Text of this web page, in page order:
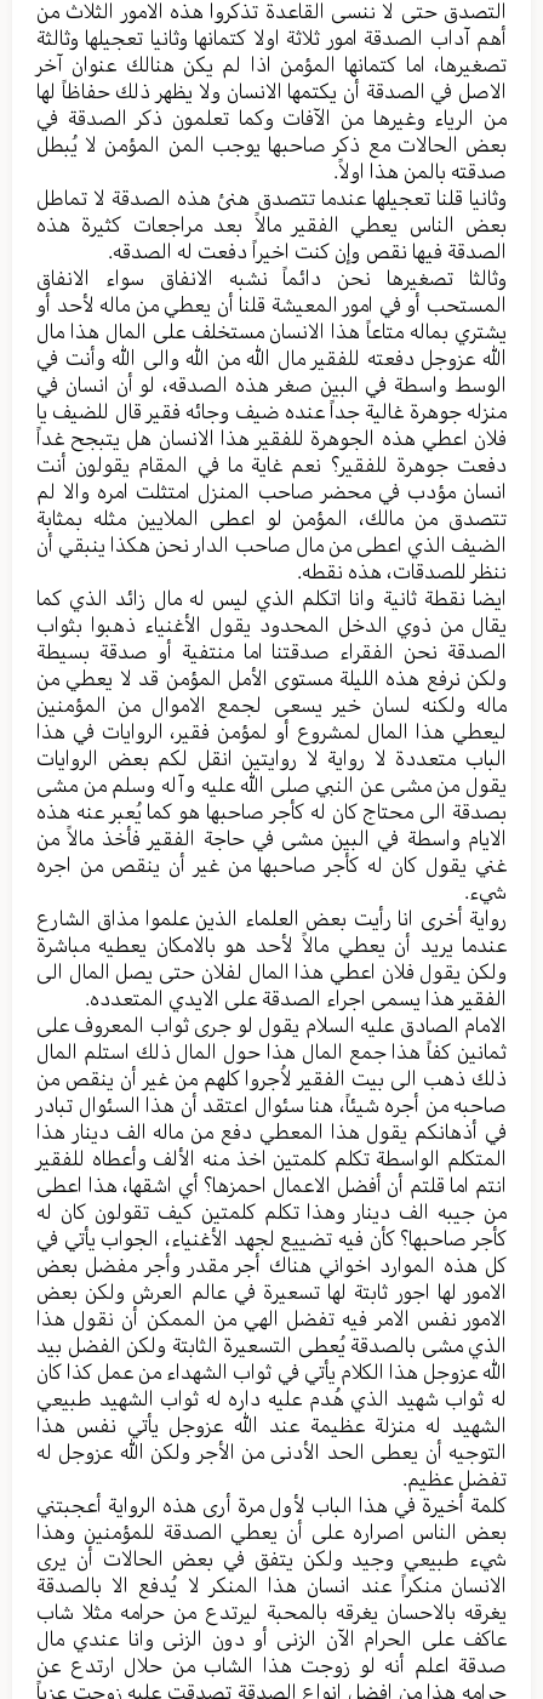
التصدق حتی لا ننسی القاعدة تذکروا هذه الامور الثلاث من
أهم آداب الصدقة امور ثلاثة اولا کتمانها وثانیا تعجیلها وثالثة
تصغیرها، اما کتمانها المؤمن اذا لم یکن هنالك عنوان آخر
الاصل في الصدقة أن یکتمها الانسان ولا یظهر ذلك حفاظاً لها
من الریاء وغیرها من الآفات وکما تعلمون ذکر الصدقة في
بعض الحالات مع ذکر صاحبها یوجب المن المؤمن لا یُبطل
صدقته بالمن هذا اولاً.
وثانیا قلنا تعجیلها عندما تتصدق هنئ هذه الصدقة لا تماطل
بعض الناس یعطي الفقیر مالاً بعد مراجعات کثیرة هذه
الصدقة فیها نقص وإن کنت اخیراً دفعت له الصدقه.
وثالثا تصغیرها نحن دائماً نشبه الانفاق سواء الانفاق
المستحب أو في امور المعیشة قلنا أن یعطي من ماله لأحد أو
يشتري بماله متاعاً هذا الانسان مستخلف علی المال هذا مال
الله عزوجل دفعته للفقیر مال الله من الله والی الله وأنت في
الوسط واسطة في البین صغر هذه الصدقه، لو أن انسان في
منزله جوهرة غالیة جداً عنده ضیف وجائه فقیر قال للضیف یا
فلان اعطي هذه الجوهرة للفقیر هذا الانسان هل یتبجح غداً
دفعت جوهرة للفقیر؟ نعم غایة ما في المقام یقولون أنت
انسان مؤدب في محضر صاحب المنزل امتثلت امره والا لم
تتصدق من مالك، المؤمن لو اعطی الملایین مثله بمثابة
الضیف الذي اعطی من مال صاحب الدار نحن هکذا ینبقي أن
ننظر للصدقات، هذه نقطه.
ایضا نقطة ثانية وانا اتکلم الذي لیس له مال زائد الذي کما
یقال من ذوي الدخل المحدود یقول الأغنیاء ذهبوا بثواب
الصدقة نحن الفقراء صدقتنا اما منتفیة أو صدقة بسیطة
ولکن نرفع هذه الليلة مستوی الأمل المؤمن قد لا یعطي من
ماله ولکنه لسان خیر یسعی لجمع الاموال من المؤمنین
لیعطي هذا المال لمشروع أو لمؤمن فقیر، الروایات في هذا
الباب متعددة لا روایة لا روایتین انقل لکم بعض الروایات
یقول من مشی عن النبي صلی الله علیه وآله وسلم من مشی
بصدقة الی محتاج کان له کأجر صاحبها هو کما یُعبر عنه هذه
الایام واسطة في البین مشی في حاجة الفقیر فأخذ مالاً من
غني یقول کان له کأجر صاحبها من غیر أن ینقص من اجره
شيء.
روایة أخری انا رأيت بعض العلماء الذین علموا مذاق الشارع
عندما یرید أن يعطي مالاً لأحد هو بالامکان یعطیه مباشرة
ولکن یقول فلان اعطي هذا المال لفلان حتی یصل المال الی
الفقیر هذا یسمی اجراء الصدقة علی الایدي المتعدده.
الامام الصادق علیه السلام یقول لو جری ثواب المعروف علی
ثمانین کفاً هذا جمع المال هذا حول المال ذلك استلم المال
ذلك ذهب الی بیت الفقیر لاُجروا کلهم من غیر أن ینقص من
صاحبه من أجره شیئاً، هنا سئوال اعتقد أن هذا السئوال تبادر
في أذهانکم یقول هذا المعطي دفع من ماله الف دینار هذا
المتکلم الواسطة تکلم کلمتین اخذ منه الألف وأعطاه للفقیر
انتم اما قلتم أن أفضل الاعمال احمزها؟ أي اشقها، هذا اعطی
من جیبه الف دینار وهذا تکلم کلمتین کیف تقولون کان له
کأجر صاحبها؟ کأن فیه تضییع لجهد الأغنیاء، الجواب یأتي في
کل هذه الموارد اخواني هناك أجر مقدر وأجر مفضل بعض
الامور لها اجور ثابتة لها تسعیرة في عالم العرش ولکن بعض
الامور نفس الامر فیه تفضل الهي من الممکن أن نقول هذا
الذي مشی بالصدقة یُعطی التسعیرة الثابتة ولکن الفضل بید
الله عزوجل هذا الکلام یأتي في ثواب الشهداء من عمل کذا کان
له ثواب شهید الذي هُدم علیه داره له ثواب الشهید طبیعي
الشهید له منزلة عظیمة عند الله عزوجل یأتي نفس هذا
التوجیه أن یعطی الحد الأدنی من الأجر ولکن الله عزوجل له
تفضل عظیم.
کلمة أخیرة في هذا الباب لأول مرة أری هذه الروایة أعجبتني
بعض الناس اصراره علی أن يعطي الصدقة للمؤمنین وهذا
شيء طبیعي وجید ولکن یتفق في بعض الحالات أن یری
الانسان منکراً عند انسان هذا المنکر لا یُدفع الا بالصدقة
یغرقه بالاحسان یغرقه بالمحبة لیرتدع من حرامه مثلا شاب
عاکف علی الحرام الآن الزنی أو دون الزنی وانا عندي مال
صدقة اعلم أنه لو زوجت هذا الشاب من حلال ارتدع عن
حرامه هذا من افضل انواع الصدقة تصدقت علیه زوجت عزباً